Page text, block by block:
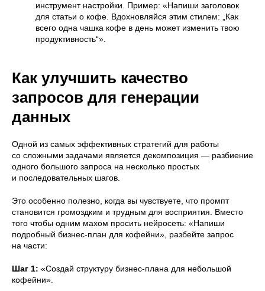
инструмент настройки. Пример: «Напиши заголовок
для статьи о кофе. Вдохновляйся этим стилем: „Как
всего одна чашка кофе в день может изменить твою
продуктивность“».
Как улучшить качество
запросов для генерации
данных
Одной из самых эффективных стратегий для работы
со сложными задачами является декомпозиция — разбиение
одного большого запроса на несколько простых
и последовательных шагов.
Это особенно полезно, когда вы чувствуете, что промпт
становится громоздким и трудным для восприятия. Вместо
того чтобы одним махом просить нейросеть: «Напиши
подробный бизнес-план для кофейни», разбейте запрос
на части:
Шаг 1: «Создай структуру бизнес-плана для небольшой
кофейни».